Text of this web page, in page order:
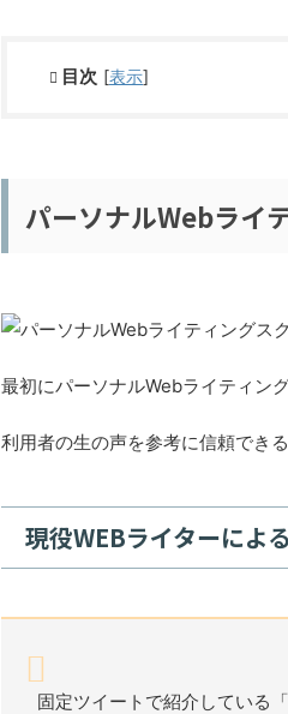
目次 [表示]
パーソナルWebライ
最初にパーソナルWebライティン
利用者の生の声を参考に信頼でき
現役WEBライターによ
固定ツイートで紹介している